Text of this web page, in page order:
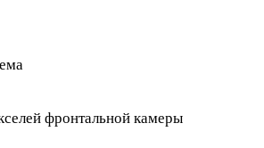
фронтальной камеры